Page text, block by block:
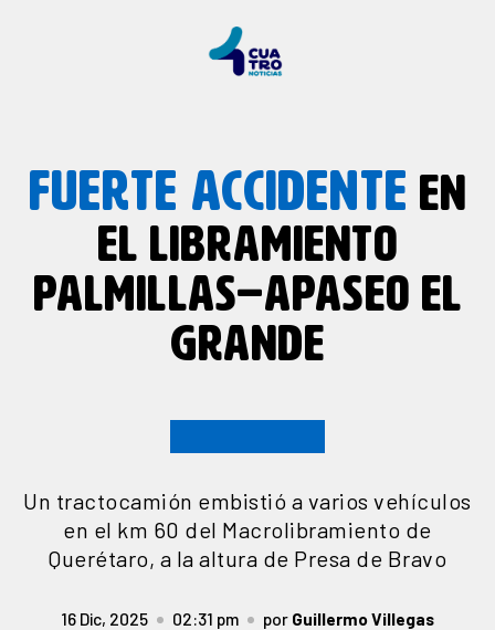
FUERTE ACCIDENTE EN
EL LIBRAMIENTO
PALMILLAS–APASEO EL
GRANDE
Un tractocamión embistió a varios vehículos
en el km 60 del Macrolibramiento de
Querétaro, a la altura de Presa de Bravo
16 Dic, 2025 02:31 pm por Guillermo Villegas